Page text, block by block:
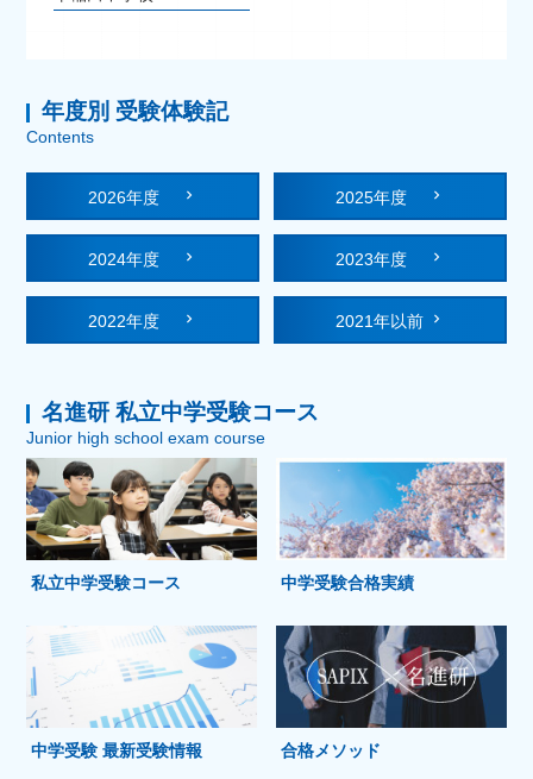
年度別 受験体験記
Contents
2026年度 2025年度
2024年度 2023年度
2022年度 2021年以前
名進研 私立中学受験コース
Junior high school exam course
私立中学受験コース 中学受験合格実績
中学受験 最新受験情報 合格メソッド